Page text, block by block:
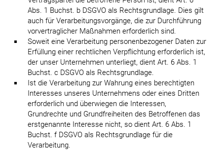
Abs. 1 Buchst. b DSGVO als Rechtsgrundlage. Dies gilt
auch für Verarbeitungsvorgänge, die zur Durchführung
vorvertraglicher Maßnahmen erforderlich sind.
Soweit eine Verarbeitung personenbezogener Daten zur
Erfüllung einer rechtlichen Verpflichtung erforderlich ist,
der unser Unternehmen unterliegt, dient Art. 6 Abs. 1
Buchst. c DSGVO als Rechtsgrundlage.
Ist die Verarbeitung zur Wahrung eines berechtigten
Interesses unseres Unternehmens oder eines Dritten
erforderlich und überwiegen die Interessen,
Grundrechte und Grundfreiheiten des Betroffenen das
erstgenannte Interesse nicht, so dient Art. 6 Abs. 1
Buchst. f DSGVO als Rechtsgrundlage für die
Verarbeitung.